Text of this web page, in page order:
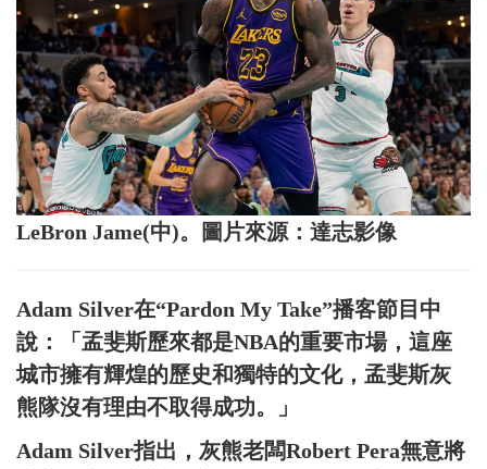
LeBron Jame(中)。圖片來源：達志影像
Adam Silver在“Pardon My Take”播客節目中
說：「孟斐斯歷來都是NBA的重要市場，這座
城市擁有輝煌的歷史和獨特的文化，孟斐斯灰
熊隊沒有理由不取得成功。」
Adam Silver指出，灰熊老闆Robert Pera無意將